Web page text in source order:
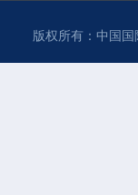
版权所有：中国